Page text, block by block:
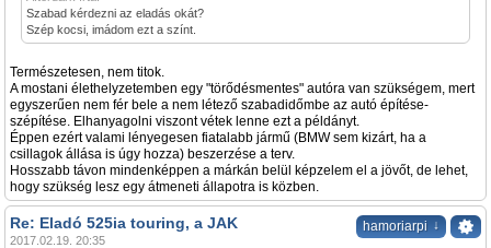
Szabad kérdezni az eladás okát?
Szép kocsi, imádom ezt a színt.
Természetesen, nem titok.
A mostani élethelyzetemben egy "törődésmentes" autóra van szükségem, mert
egyszerűen nem fér bele a nem létező szabadidőmbe az autó építése-
szépítése. Elhanyagolni viszont vétek lenne ezt a példányt.
Éppen ezért valami lényegesen fiatalabb jármű (BMW sem kizárt, ha a
csillagok állása is úgy hozza) beszerzése a terv.
Hosszabb távon mindenképpen a márkán belül képzelem el a jövőt, de lehet,
hogy szükség lesz egy átmeneti állapotra is közben.
hamoriarpi ↓
Re: Eladó 525ia touring, a JAK
2017.02.19. 20:35